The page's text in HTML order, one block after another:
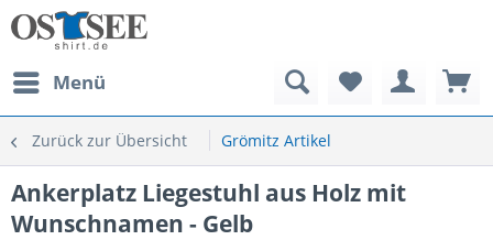
Menü
Zurück zur Übersicht Grömitz Artikel
Ankerplatz Liegestuhl aus Holz mit
Wunschnamen - Gelb